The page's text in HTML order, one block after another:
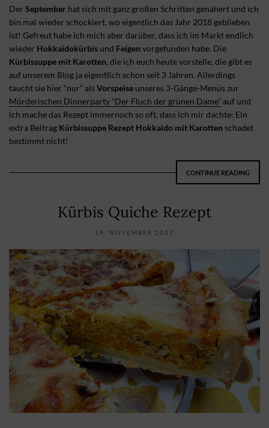
Der September hat sich mit ganz großen Schritten genähert und ich
bin mal wieder schockiert, wo eigentlich das Jahr 2018 geblieben
ist! Gefreut habe ich mich aber darüber, dass ich im Markt endlich
wieder Hokkaidokürbis und Feigen vorgefunden habe. Die
Kürbissuppe mit Karotten, die ich euch heute vorstelle, die gibt es
auf unserem Blog ja eigentlich schon seit 3 Jahren. Allerdings
taucht sie hier “nur” alsVorspeise unseres 3-Gänge-Menüs zur
Mörderischen Dinnerparty “Der Fluch der grünen Dame” auf und
ich mache das Rezept immernoch so oft, dass ich mir dachte: Ein
extra Beitrag Kürbissuppe Rezept Hokkaido mit Karotten schadet
bestimmt nicht!
CONTINUE READING
Kürbis Quiche Rezept
19. NOVEMBER 2017